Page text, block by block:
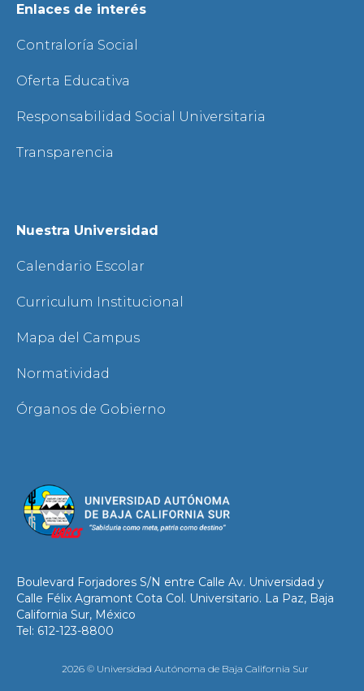
Enlaces de interés
Contraloría Social
Oferta Educativa
Responsabilidad Social Universitaria
Transparencia
Nuestra Universidad
Calendario Escolar
Curriculum Institucional
Mapa del Campus
Normatividad
Órganos de Gobierno
Boulevard Forjadores S/N entre Calle Av. Universidad y
Calle Félix Agramont Cota Col. Universitario. La Paz, Baja
California Sur, México
Tel: 612-123-8800
2026 © Universidad Autónoma de Baja California Sur